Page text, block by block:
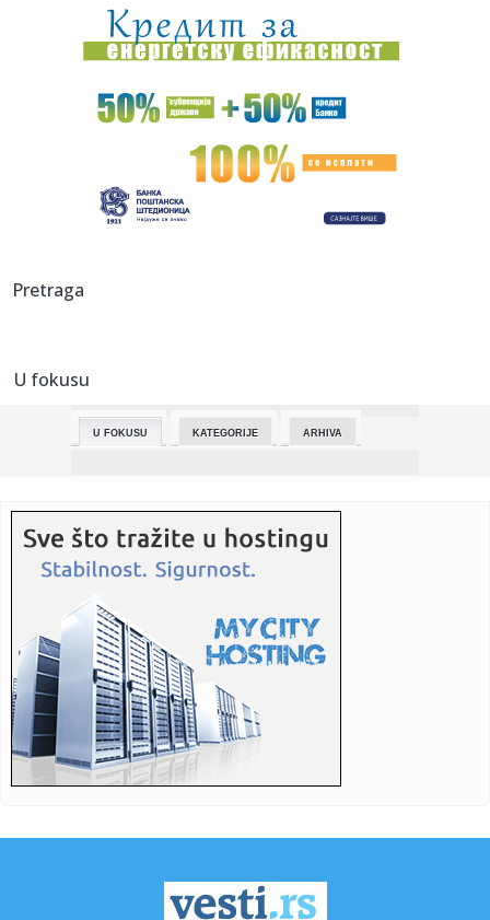
23:27:Novi skok cijena nafte
23:22:Remi u prvom činu: Atletiko i Arsenal odlučuju u revanšu
VIDEO: Mercedes-AMG CLE 53
23:14:Ko će sve u četvrtak biti bez struje
„golf...
23:03:
23:01:
Trump i Putin razgovarali o privremenom prekidu vatre u
23:00:Alakince na čelu Fudbalske lige Pčinjskog okruga
22:58:Bitka Atletika i Arsenala je tek počela: Penali obeležili meč ...
22:56:UMALO ŠOK U MADRIDU: Hapoel zapretio, Kampaco
izvukao Real!
22:53:“Studenti pobeđuju”, akcija danas u Leskovcu
(FOTO+VIDEO)
Slobodni univerzitet u Nišu: Poziv na institucionalni
Pretraga
U fokusu
U FOKUSU KATEGORIJE ARHIVA